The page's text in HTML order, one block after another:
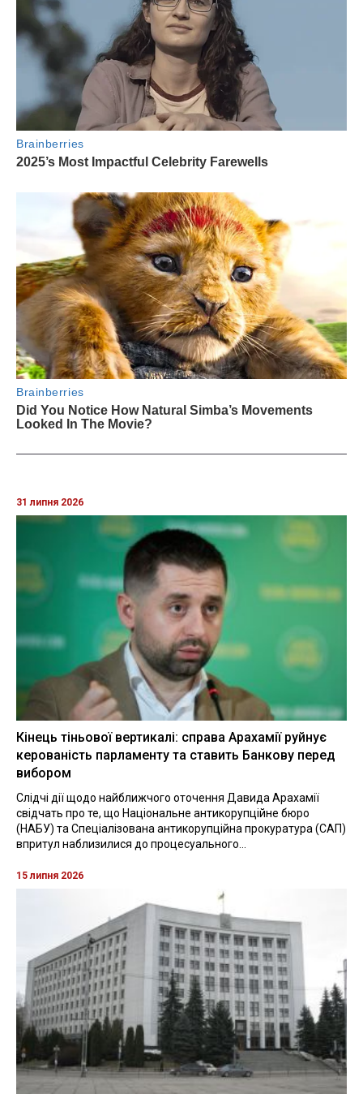
31 липня 2026
Кінець тіньової вертикалі: справа Арахамії руйнує
керованість парламенту та ставить Банкову перед
вибором
Слідчі дії щодо найближчого оточення Давида Арахамії
свідчать про те, що Національне антикорупційне бюро
(НАБУ) та Спеціалізована антикорупційна прокуратура (САП)
впритул наблизилися до процесуального...
15 липня 2026